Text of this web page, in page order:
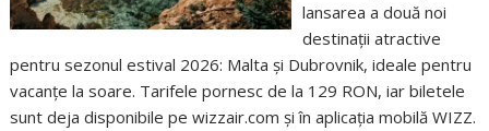
lansarea a două noi
destinații atractive
pentru sezonul estival 2026: Malta și Dubrovnik, ideale pentru
vacanțe la soare. Tarifele pornesc de la 129 RON, iar biletele
sunt deja disponibile pe wizzair.com și în aplicația mobilă WIZZ.